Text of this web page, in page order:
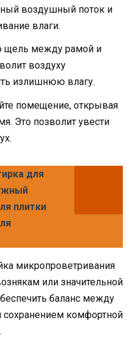
воздушный поток и
влаги.
щель между рамой и
воздуху
излишнюю влагу.
помещение, открывая
Это позволит увести
для
плитки
микропроветривания
или значительной
баланс между
сохранением комфортной